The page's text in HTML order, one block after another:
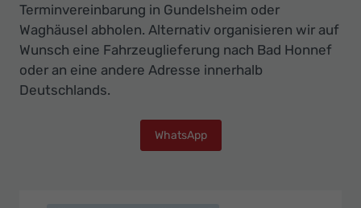
Terminvereinbarung in Gundelsheim oder
Waghäusel abholen. Alternativ organisieren wir auf
Wunsch eine Fahrzeuglieferung nach Bad Honnef
oder an eine andere Adresse innerhalb
Deutschlands.
WhatsApp